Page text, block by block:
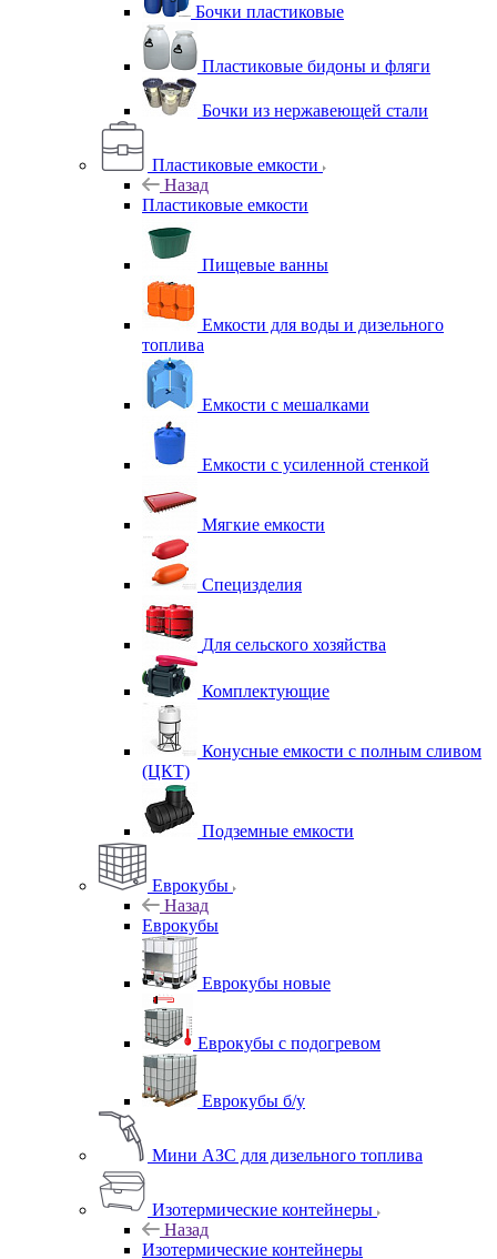
Бочки пластиковые
Пластиковые бидоны и фляги
Бочки из нержавеющей стали
Пластиковые емкости
Назад
Пластиковые емкости
Пищевые ванны
Емкости для воды и дизельного
топлива
Емкости с мешалками
Емкости с усиленной стенкой
Мягкие емкости
Специзделия
Для сельского хозяйства
Комплектующие
Конусные емкости с полным сливом
(ЦКТ)
Подземные емкости
Еврокубы
Назад
Еврокубы
Еврокубы новые
Еврокубы с подогревом
Еврокубы б/у
Мини АЗС для дизельного топлива
Изотермические контейнеры
Назад
Изотермические контейнеры